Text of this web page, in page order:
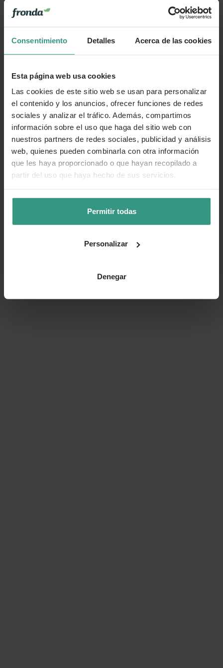
Consentimiento Detalles Acerca de las cookies
Esta página web usa cookies
Las cookies de este sitio web se usan para personalizar
el contenido y los anuncios, ofrecer funciones de redes
sociales y analizar el tráfico. Además, compartimos
información sobre el uso que haga del sitio web con
nuestros partners de redes sociales, publicidad y análisis
web, quienes pueden combinarla con otra información
que les haya proporcionado o que hayan recopilado a
partir del uso que haya hecho de sus servicios.
Permitir todas
Personalizar
Denegar